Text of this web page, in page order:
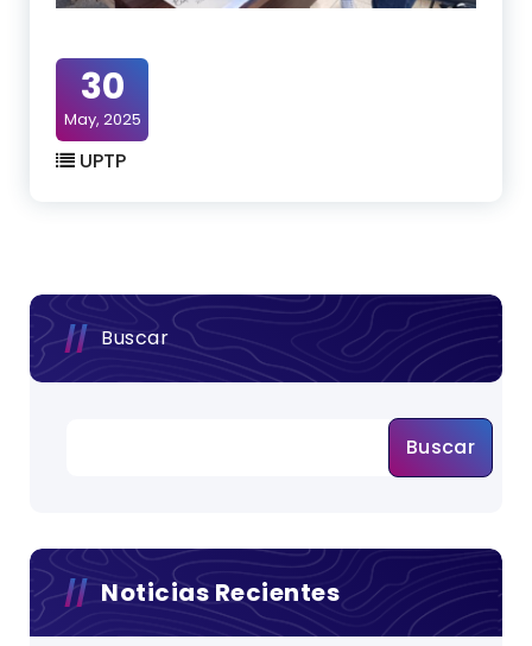
30
May, 2025
UPTP
Buscar
Buscar
Noticias Recientes